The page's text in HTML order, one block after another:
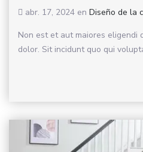
abr. 17, 2024 en Diseño de la
Non est et aut maiores eligendi
dolor. Sit incidunt quo qui